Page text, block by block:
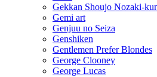
Gekkan Shoujo Nozaki-
Gemi art
Genjuu no Seiza
Genshiken
Gentlemen Prefer Blondes
George Clooney
George Lucas